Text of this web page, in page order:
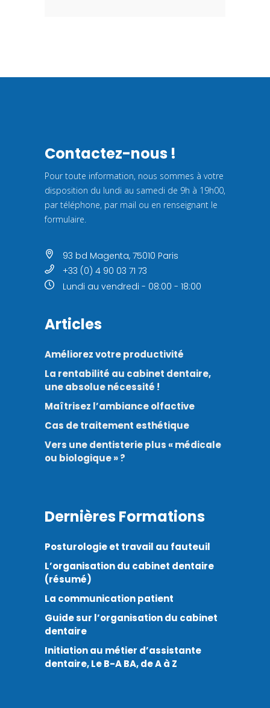
Contactez-nous !
Pour toute information, nous sommes à votre
disposition du lundi au samedi de 9h à 19h00,
par téléphone, par mail ou en renseignant le
formulaire.
93 bd Magenta, 75010 Paris
+33 (0) 4 90 03 71 73
Lundi au vendredi - 08:00 - 18:00
Articles
Améliorez votre productivité
La rentabilité au cabinet dentaire,
une absolue nécessité !
Maîtrisez l’ambiance olfactive
Cas de traitement esthétique
Vers une dentisterie plus « médicale
ou biologique » ?
Dernières Formations
Posturologie et travail au fauteuil
L’organisation du cabinet dentaire
(résumé)
La communication patient
Guide sur l’organisation du cabinet
dentaire
Initiation au métier d’assistante
dentaire, Le B-A BA, de A à Z